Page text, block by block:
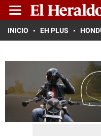
INICIO EH PLUS